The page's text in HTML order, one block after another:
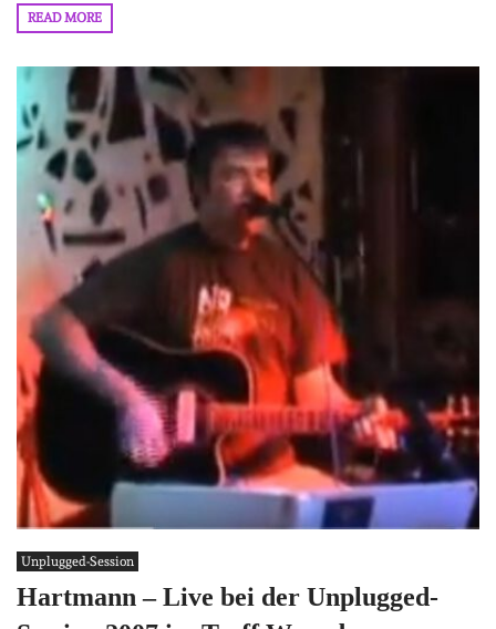
READ MORE
Unplugged-Session
Hartmann – Live bei der Unplugged-